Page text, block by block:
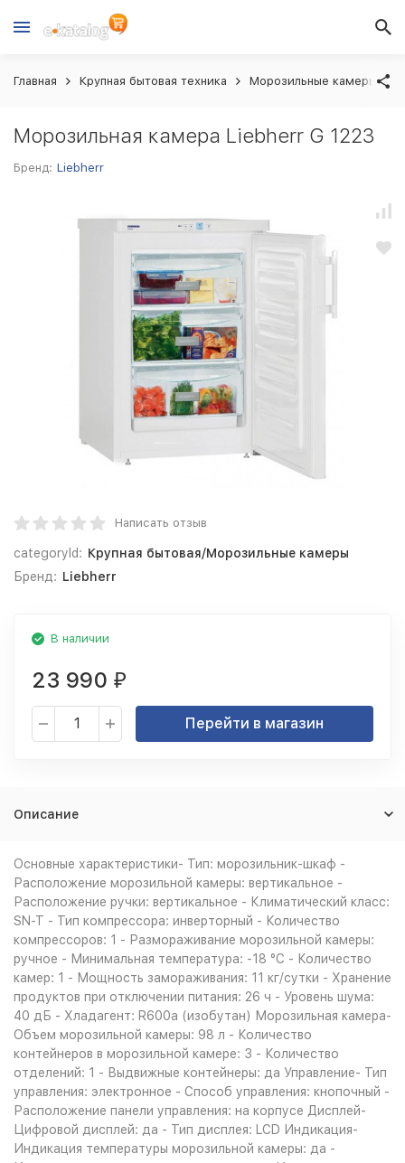
Главная Крупная бытовая техника Морозильные камеры
Морозильная камера Liebherr G 1223
Бренд: Liebherr
Написать отзыв
categoryId: Крупная бытовая/Морозильные камеры
Бренд: Liebherr
В наличии
23 990 ₽
Перейти в магазин
Описание
Основные характеристики- Тип: морозильник-шкаф -
Расположение морозильной камеры: вертикальное -
Расположение ручки: вертикальное - Климатический класс:
SN-T - Тип компрессора: инверторный - Количество
компрессоров: 1 - Размораживание морозильной камеры:
ручное - Минимальная температура: -18 °C - Количество
камер: 1 - Мощность замораживания: 11 кг/сутки - Хранение
продуктов при отключении питания: 26 ч - Уровень шума:
40 дБ - Хладагент: R600a (изобутан) Морозильная камера-
Объем морозильной камеры: 98 л - Количество
контейнеров в морозильной камере: 3 - Количество
отделений: 1 - Выдвижные контейнеры: да Управление- Тип
управления: электронное - Способ управления: кнопочный -
Расположение панели управления: на корпусе Дисплей-
Цифровой дисплей: да - Тип дисплея: LCD Индикация-
Индикация температуры морозильной камеры: да -